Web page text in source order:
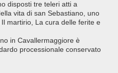
disposti tre teleri atti a
vita di san Sebastiano, uno
martirio, La cura delle ferite e
in Cavallermaggiore è
processionale conservato